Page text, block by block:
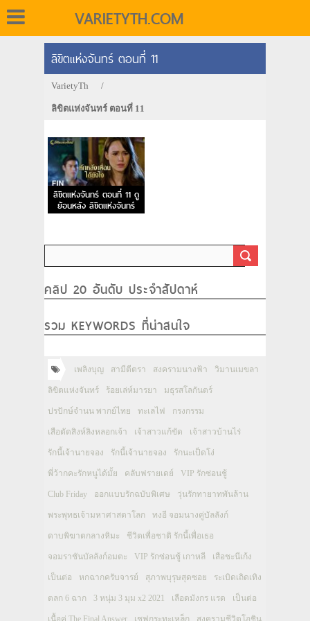
VARIETYTH.COM
ลิขิตแห่งจันทร์ ตอนที่ 11
VarietyTh /
ลิขิตแห่งจันทร์ ตอนที่ 11
ลิขิตแห่งจันทร์ ตอนที่ 11 ดู
ย้อนหลัง ลิขิตแห่งจันทร์
EP.11
คลิป 20 อันดับ ประจำสัปดาห์
รวม KEYWORDS ที่น่าสนใจ
เพลิงบุญ สามีตีตรา สงครามนางฟ้า วิมานเมขลา
ลิขิตแห่งจันทร์ ร้อยเล่ห์มารยา มธุรสโลกันตร์
ปรปักษ์จำนน พากย์ไทย ทะเลไฟ กรงกรรม
เสือตัดสิงห์ลิงหลอกเจ้า เจ้าสาวแก้ขัด เจ้าสาวบ้านไร่
รักนี้เจ้านายจอง รักนี้เจ้านายจอง รักนะเป็ดโง่
พี่ว้ากคะรักหนูได้มั้ย คลับฟรายเดย์ VIP รักซ่อนชู้
Club Friday ออกแบบรักฉบับพิเศษ วุ่นรักทายาทพันล้าน
พระพุทธเจ้ามหาศาสดาโลก ทงอี จอมนางคู่บัลลังก์
ดาบพิฆาตกลางหิมะ ชีวิตเพื่อชาติ รักนี้เพื่อเธอ
จอมราชันบัลลังก์อมตะ VIP รักซ่อนชู้ เกาหลี เสือชะนีเก้ง
เป็นต่อ หกฉากครับจารย์ สุภาพบุรุษสุดซอย ระเบิดเถิดเทิง
ตลก 6 ฉาก 3 หนุ่ม 3 มุม x2 2021 เลือดมังกร แรด เป็นต่อ
เนื้อคู่ The Final Answer เชฟกระทะเหล็ก สงครามชีวิตโอชิน